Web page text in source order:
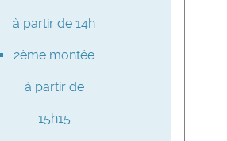
à partir de 14h
2ème montée
à partir de
15h15